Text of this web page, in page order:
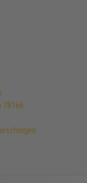
78166